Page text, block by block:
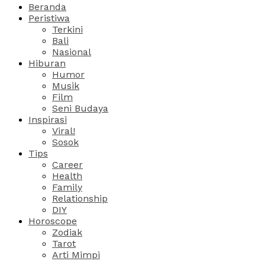
Beranda
Peristiwa
Terkini
Bali
Nasional
Hiburan
Humor
Musik
Film
Seni Budaya
Inspirasi
Viral!
Sosok
Tips
Career
Health
Family
Relationship
DIY
Horoscope
Zodiak
Tarot
Arti Mimpi